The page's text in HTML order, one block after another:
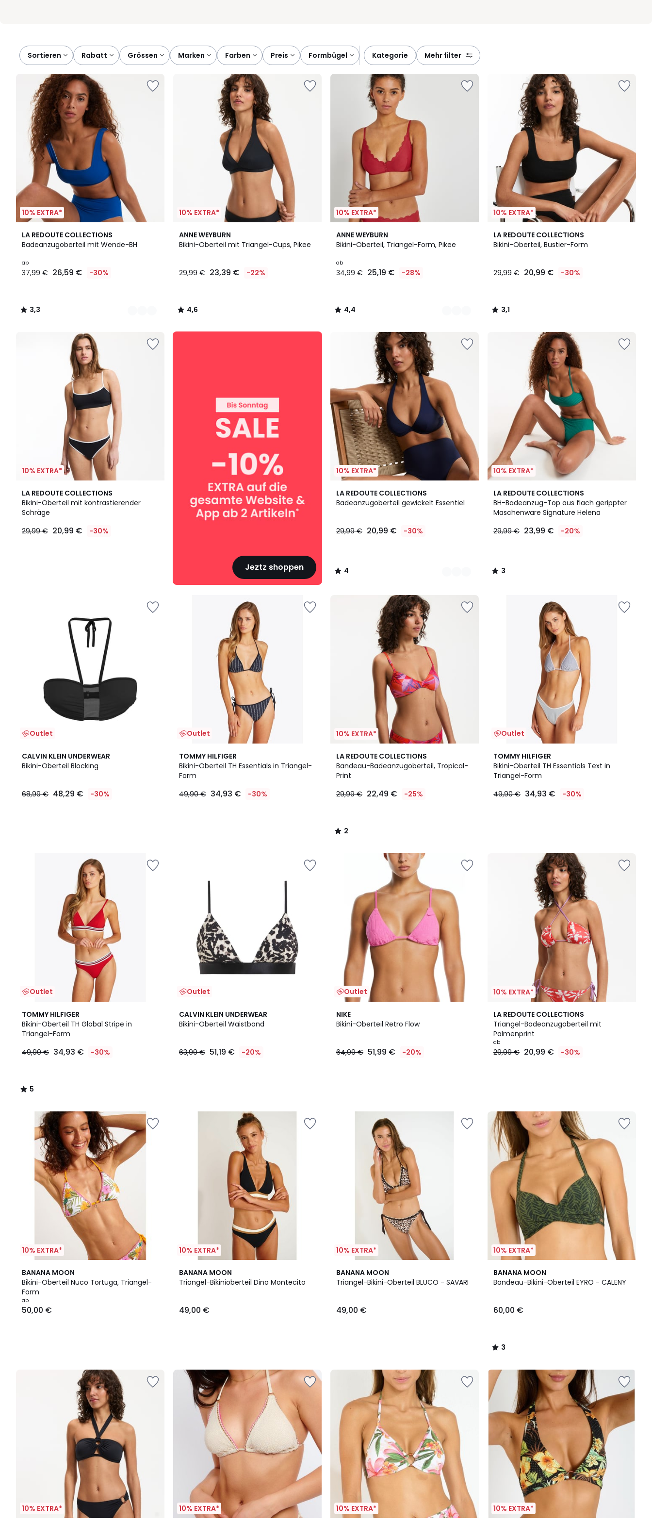
Sortieren rabatt grössen marken farben preis formbügel kategorie mehr filter
10% EXTRA*
LA REDOUTE COLLECTIONS
Badeanzugoberteil mit Wende-BH
Ab
26,59
€
ab
37,99 € 26,59 € -30%
3,3
/ 5
2
Farben
3,3
/
10% EXTRA*
ANNE WEYBURN
Bikini-Oberteil mit Triangel-Cups, Pikee
29,99 € 23,39 € -22%
4,6
/ 5
4,6
/
10% EXTRA*
ANNE WEYBURN
Bikini-Oberteil, Triangel-Form, Pikee
ab
34,99 € 25,19 € -28%
4,4
/ 5
2
Farben
4,4
/
10% EXTRA*
LA REDOUTE COLLECTIONS
Bikini-Oberteil, Bustier-Form
29,99 € 20,99 € -30%
3,1
/
3,1
/
10% EXTRA*
LA REDOUTE COLLECTIONS
Bikini-Oberteil mit kontrastierender
Schräge
29,99 € 20,99 € -30%
Jeztz shoppen
SALE
10% EXTRA*
LA REDOUTE COLLECTIONS
Badeanzugoberteil gewickelt Essentiel
29,99 € 20,99 € -30%
4
/
2
Farben
4
/
10% EXTRA*
LA REDOUTE COLLECTIONS
BH-Badeanzug-Top aus flach gerippter
Maschenware Signature Helena
29,99 € 23,99 € -20%
3
/
5
3
/
Outlet
CALVIN KLEIN UNDERWEAR
Bikini-Oberteil Blocking
68,99 € 48,29 € -30%
Outlet
TOMMY HILFIGER
Bikini-Oberteil TH Essentials in Triangel-
Form
49,90 € 34,93 € -30%
10% EXTRA*
LA REDOUTE COLLECTIONS
Bandeau-Badeanzugoberteil, Tropical-
Print
29,99 € 22,49 € -25%
2
/
5
2
/
Outlet
TOMMY HILFIGER
Bikini-Oberteil TH Essentials Text in
Triangel-Form
49,90 € 34,93 € -30%
Outlet
TOMMY HILFIGER
Bikini-Oberteil TH Global Stripe in
Triangel-Form
49,90 € 34,93 € -30%
5
/
5
5
/
Outlet
CALVIN KLEIN UNDERWEAR
Bikini-Oberteil Waistband
63,99 € 51,19 € -20%
Outlet
NIKE
Bikini-Oberteil Retro Flow
64,99 € 51,99 € -20%
10% EXTRA*
LA REDOUTE COLLECTIONS
Triangel-Badeanzugoberteil mit
Palmenprint
ab
29,99 € 20,99 € -30%
10% EXTRA*
BANANA MOON
Bikini-Oberteil Nuco Tortuga, Triangel-
Form
ab
50,00 €
10% EXTRA*
BANANA MOON
Triangel-Bikinioberteil Dino Montecito
49,00 €
10% EXTRA*
BANANA MOON
Triangel-Bikini-Oberteil BLUCO - SAVARI
49,00 €
10% EXTRA*
BANANA MOON
Bandeau-Bikini-Oberteil EYRO - CALENY
60,00 €
3
/
3
/
10% EXTRA* 10% EXTRA* 10% EXTRA* 10% EXTRA*